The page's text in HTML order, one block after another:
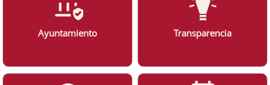
Ayuntamiento Transparencia